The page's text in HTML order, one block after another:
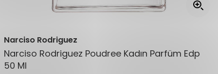
Narciso Rodriguez
Narciso Rodriguez Poudree Kadın Parfüm Edp
50 Ml